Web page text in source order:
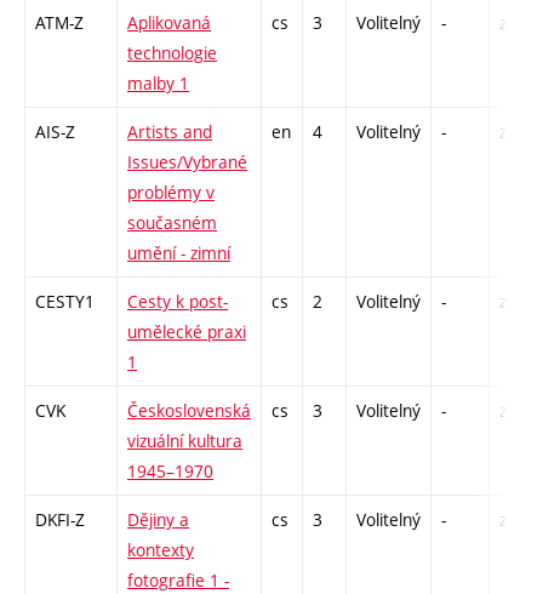
ATM-Z
Aplikovaná
technologie
malby 1
cs 3 Volitelný - zk
AIS-Z
Artists and
Issues/Vybrané
problémy v
současném
umění - zimní
en 4 Volitelný - zk
CESTY1
Cesty k post-
umělecké praxi
1
cs 2 Volitelný - zá
CVK
Československá
vizuální kultura
1945–1970
cs 3 Volitelný - zk
DKFI-Z
Dějiny a
kontexty
fotografie 1 -
cs 3 Volitelný - zk